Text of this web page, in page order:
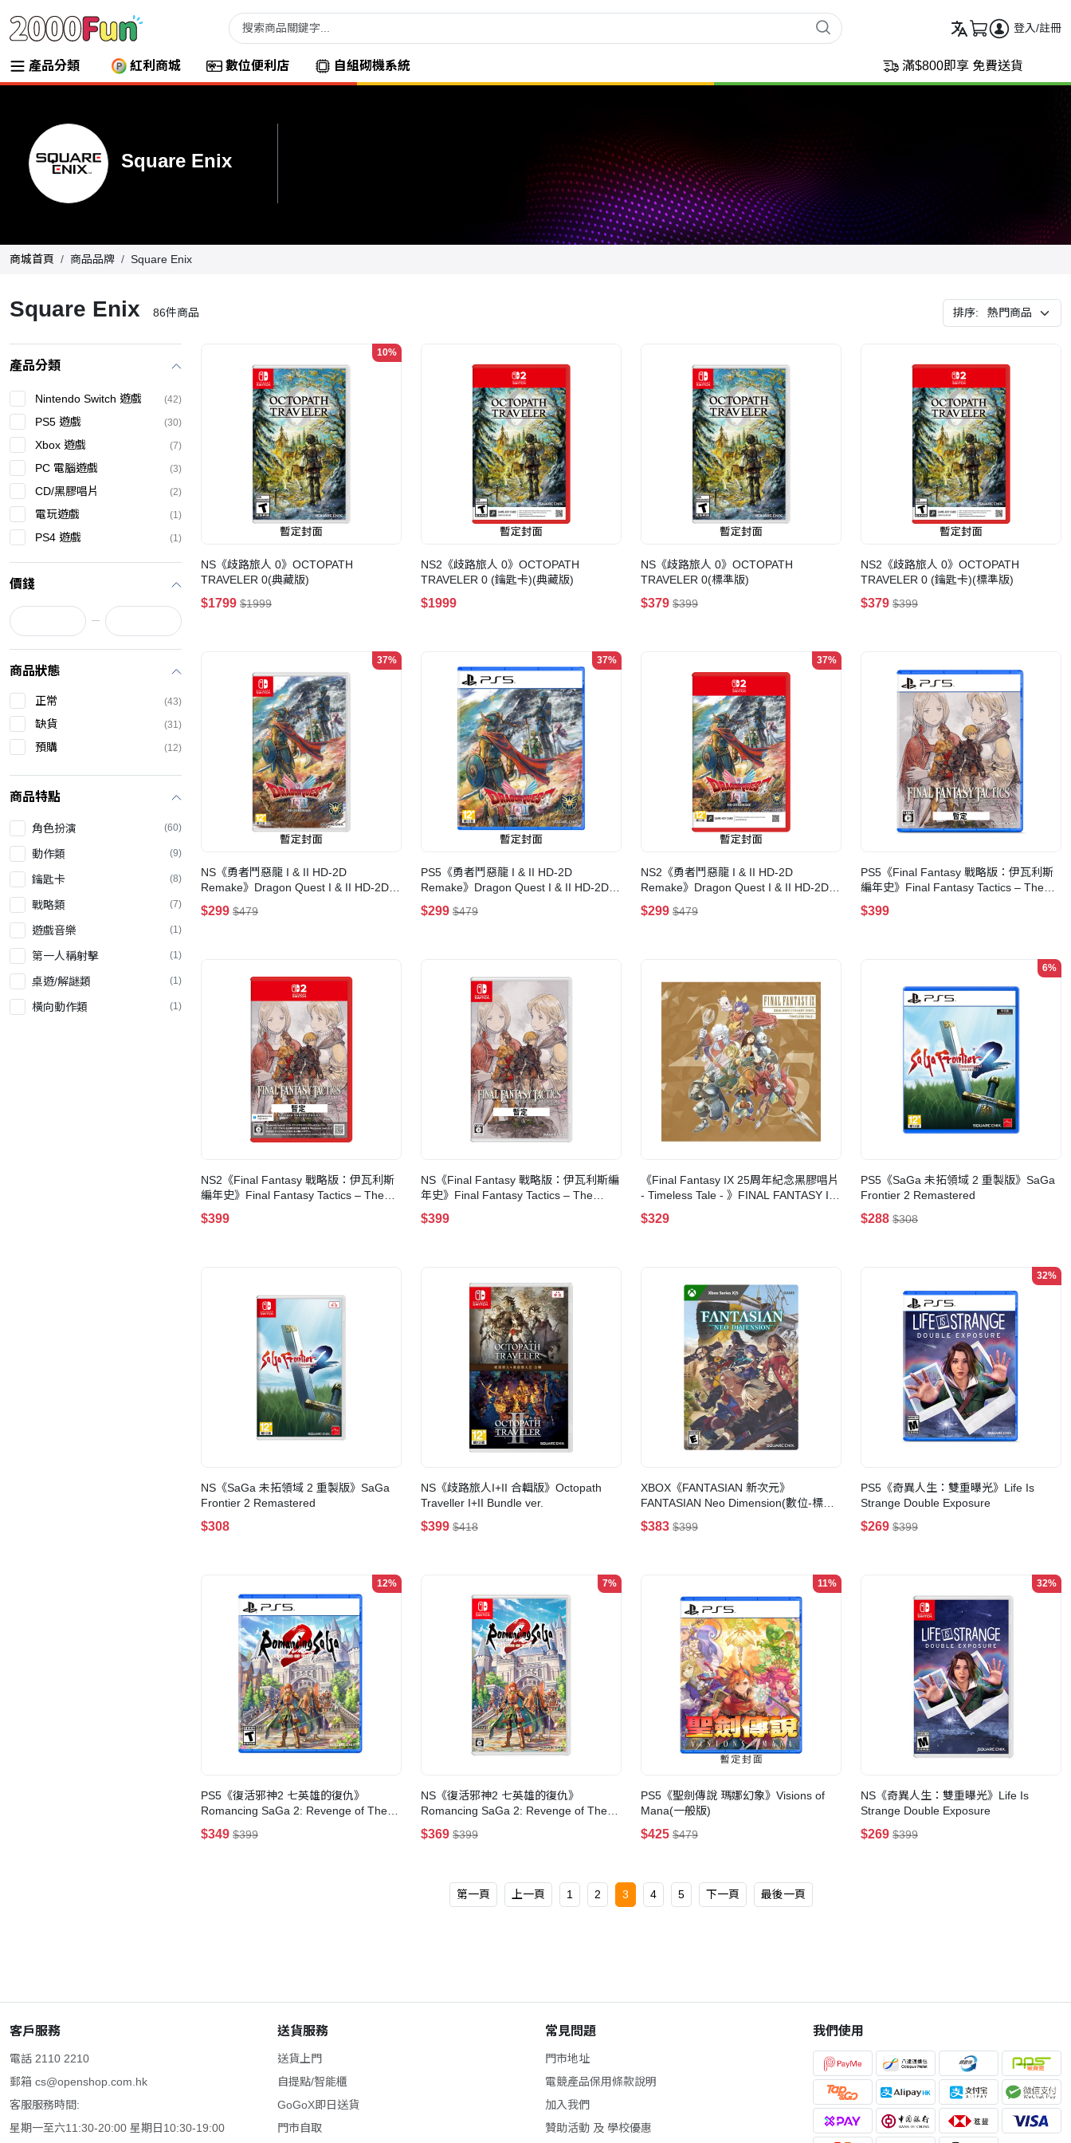
登入/註冊
產品分類 紅利商城 數位便利店 自組砌機系統 滿$800即享 免費送貨
Square Enix
商城首頁 商品品牌 Square Enix
Square Enix 86件商品 排序:
產品分類
Nintendo Switch 遊戲 (42)
PS5 遊戲 (30)
Xbox 遊戲 (7)
PC 電腦遊戲 (3)
CD/黑膠唱片 (2)
電玩遊戲 (1)
PS4 遊戲 (1)
價錢
商品狀態
正常 (43)
缺貨 (31)
預購 (12)
商品特點
角色扮演 (60)
動作類 (9)
鑰匙卡 (8)
戰略類 (7)
遊戲音樂 (1)
第一人稱射擊 (1)
桌遊/解謎類 (1)
橫向動作類 (1)
10%
NS《歧路旅人 0》OCTOPATH
TRAVELER 0(典藏版)
$1799 $1999
NS2《歧路旅人 0》OCTOPATH
TRAVELER 0 (鑰匙卡)(典藏版)
$1999
NS《歧路旅人 0》OCTOPATH
TRAVELER 0(標準版)
$379 $399
NS2《歧路旅人 0》OCTOPATH
TRAVELER 0 (鑰匙卡)(標準版)
$379 $399
37%
NS《勇者鬥惡龍 I & II HD-2D
Remake》Dragon Quest I & II HD-2D
Remake(標準版)
$299 $479
37%
PS5《勇者鬥惡龍 I & II HD-2D
Remake》Dragon Quest I & II HD-2D
Remake(標準版)
$299 $479
37%
NS2《勇者鬥惡龍 I & II HD-2D
Remake》Dragon Quest I & II HD-2D
Remake(鑰匙卡)(標準版)
$299 $479
PS5《Final Fantasy 戰略版：伊瓦利斯
編年史》Final Fantasy Tactics – The
Ivalice Chronicles(歐美日版)
$399
NS2《Final Fantasy 戰略版：伊瓦利斯
編年史》Final Fantasy Tactics – The
Ivalice Chronicles(歐美日版)
$399
NS《Final Fantasy 戰略版：伊瓦利斯編
年史》Final Fantasy Tactics – The
Ivalice Chronicles(歐美日版)
$399
《Final Fantasy IX 25周年紀念黑膠唱片
- Timeless Tale - 》FINAL FANTASY IX
25th Anniversary Vinyl
$329
6%
PS5《SaGa 未拓領域 2 重製版》SaGa
Frontier 2 Remastered
$288 $308
NS《SaGa 未拓領域 2 重製版》SaGa
Frontier 2 Remastered
$308
NS《歧路旅人I+II 合輯版》Octopath
Traveller I+II Bundle ver.
$399 $418
XBOX《FANTASIAN 新次元》
FANTASIAN Neo Dimension(數位-標準
版)
$383 $399
32%
PS5《奇異人生：雙重曝光》Life Is
Strange Double Exposure
$269 $399
12%
PS5《復活邪神2 七英雄的復仇》
Romancing SaGa 2: Revenge of The
Seven
$349 $399
7%
NS《復活邪神2 七英雄的復仇》
Romancing SaGa 2: Revenge of The
Seven
$369 $399
11%
PS5《聖劍傳說 瑪娜幻象》Visions of
Mana(一般版)
$425 $479
32%
NS《奇異人生：雙重曝光》Life Is
Strange Double Exposure
$269 $399
第一頁 上一頁 1 2 3 4 5 下一頁 最後一頁
客戶服務
電話 2110 2210
郵箱 cs@openshop.com.hk
客服服務時間:
星期一至六11:30-20:00 星期日10:30-19:00
送貨服務
送貨上門
自提點/智能櫃
GoGoX即日送貨
門市自取
常見問題
門市地址
電競產品保用條款說明
加入我們
贊助活動 及 學校優惠
我們使用